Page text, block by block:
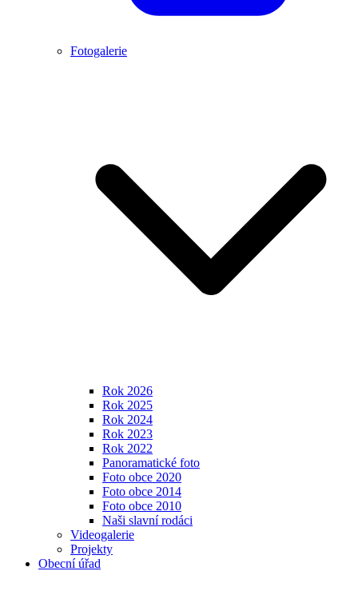
Fotogalerie
Rok 2026
Rok 2025
Rok 2024
Rok 2023
Rok 2022
Panoramatické foto
Foto obce 2020
Foto obce 2014
Foto obce 2010
Naši slavní rodáci
Videogalerie
Projekty
Obecní úřad